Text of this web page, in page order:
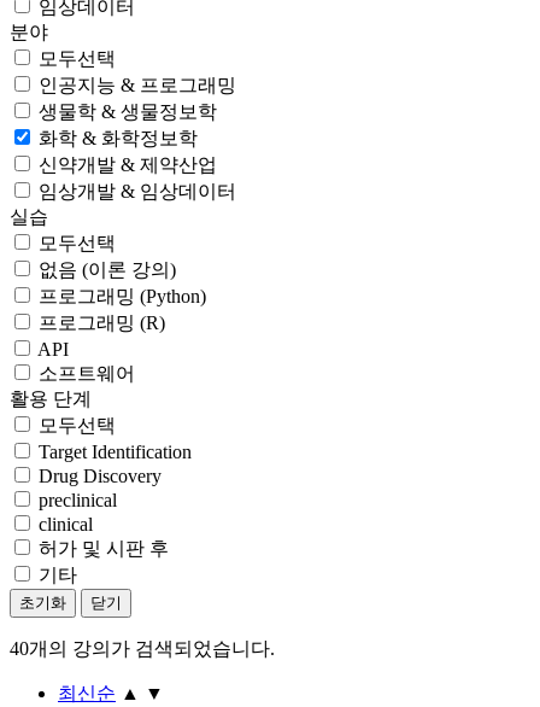
임상데이터
분야
모두선택
인공지능 & 프로그래밍
생물학 & 생물정보학
화학 & 화학정보학
신약개발 & 제약산업
임상개발 & 임상데이터
실습
모두선택
없음 (이론 강의)
프로그래밍 (Python)
프로그래밍 (R)
API
소프트웨어
활용 단계
모두선택
Target Identification
Drug Discovery
preclinical
clinical
허가 및 시판 후
기타
초기화 닫기
40개 의 강의가 검색되었습니다.
최신순 ▲
▼